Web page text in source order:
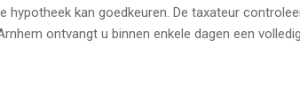
hypotheek kan goedkeuren. De taxateur
ontvangt u binnen enkele dagen een